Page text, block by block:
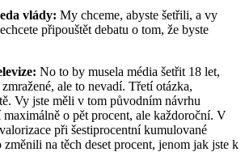
vlády: My chceme, abyste šetřili, a vy
připouštět debatu o tom, že byste
No to by musela média šetřit 18 let,
ale to nevadí. Třetí otázka,
Vy jste měli v tom původním návrhu
o pět procent, ale každoroční. V
při šestiprocentní kumulované
na těch deset procent, jenom jak jste k